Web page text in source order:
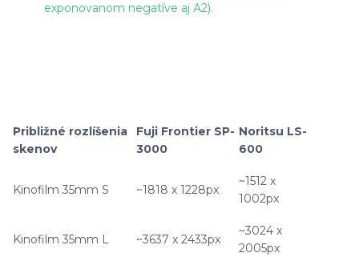
exponovanom negatíve aj A2).
Približné rozlíšenia
skenov
Fuji Frontier SP-
3000
Noritsu LS-
600
Kinofilm 35mm S ~1818 x 1228px
~1512 x
1002px
Kinofilm 35mm L ~3637 x 2433px
~3024 x
2005px